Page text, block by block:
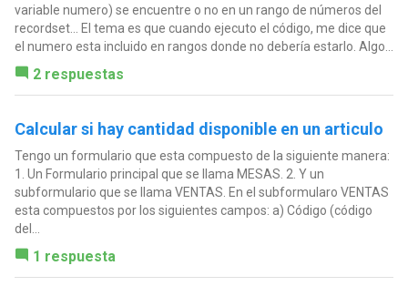
variable numero) se encuentre o no en un rango de números del
recordset... El tema es que cuando ejecuto el código, me dice que
el numero esta incluido en rangos donde no debería estarlo. Algo...
2 respuestas
Calcular si hay cantidad disponible en un articulo
Tengo un formulario que esta compuesto de la siguiente manera:
1. Un Formulario principal que se llama MESAS. 2. Y un
subformulario que se llama VENTAS. En el subformularo VENTAS
esta compuestos por los siguientes campos: a) Código (código
del...
1 respuesta